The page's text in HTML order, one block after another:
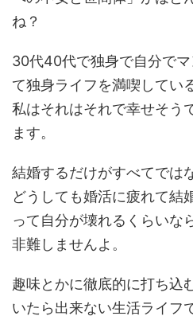
ね？
30代40代で独身で自分で
て独身ライフを満喫してい
私はそれはそれで幸せそう
ます。
結婚するだけがすべてでは
どうしても婚活に疲れて結
って自分が壊れるくらいな
非難しませんよ。
趣味とかに徹底的に打ち込
いたら出来ない生活ライフ